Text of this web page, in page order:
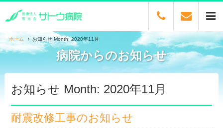
ホーム お知らせ Month: 2020年11月
病院からのお知らせ
お知らせ Month: 2020年11月
耐震改修工事のお知らせ